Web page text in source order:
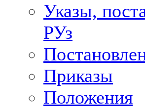
Указы,
РУз
Приказы
Положения